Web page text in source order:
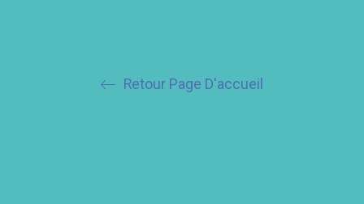
Retour Page D'accueil